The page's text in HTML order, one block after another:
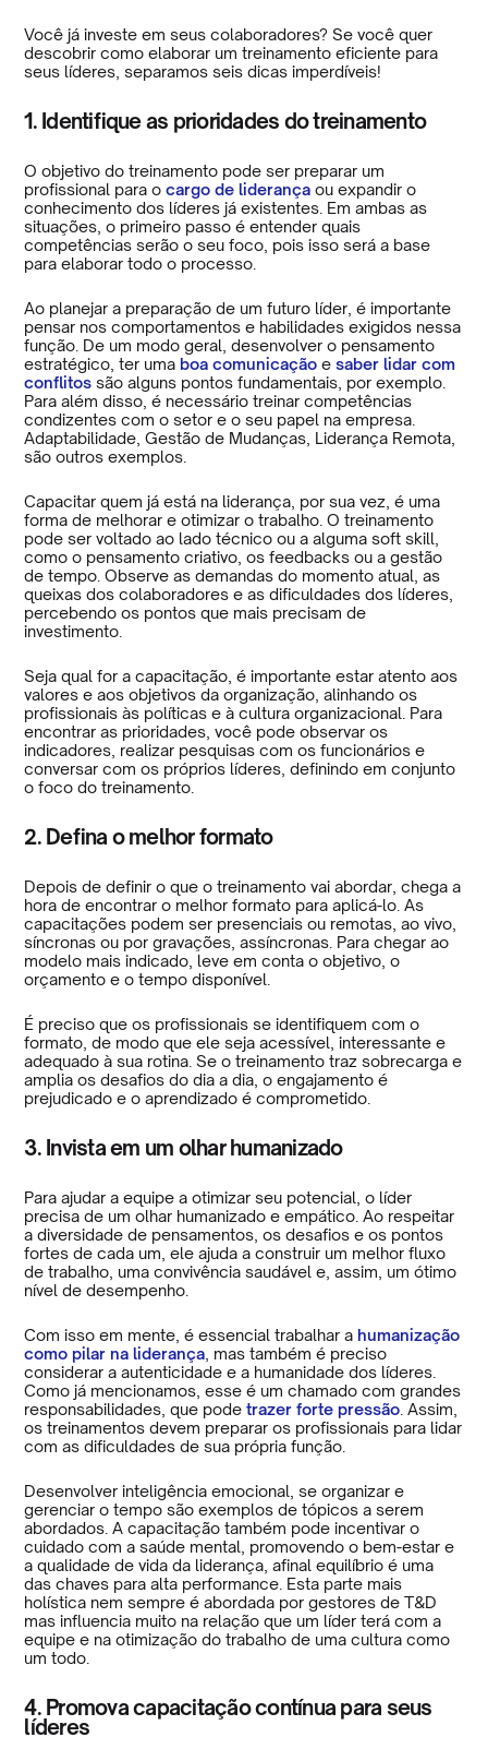
Você já investe em seus colaboradores? Se você quer
descobrir como elaborar um treinamento eficiente para
seus líderes, separamos seis dicas imperdíveis!
1. Identifique as prioridades do treinamento
O objetivo do treinamento pode ser preparar um
profissional para o cargo de liderança ou expandir o
conhecimento dos líderes já existentes. Em ambas as
situações, o primeiro passo é entender quais
competências serão o seu foco, pois isso será a base
para elaborar todo o processo.
Ao planejar a preparação de um futuro líder, é importante
pensar nos comportamentos e habilidades exigidos nessa
função. De um modo geral, desenvolver o pensamento
estratégico, ter uma boa comunicação e saber lidar com
conflitos são alguns pontos fundamentais, por exemplo.
Para além disso, é necessário treinar competências
condizentes com o setor e o seu papel na empresa.
Adaptabilidade, Gestão de Mudanças, Liderança Remota,
são outros exemplos.
Capacitar quem já está na liderança, por sua vez, é uma
forma de melhorar e otimizar o trabalho. O treinamento
pode ser voltado ao lado técnico ou a alguma soft skill,
como o pensamento criativo, os feedbacks ou a gestão
de tempo. Observe as demandas do momento atual, as
queixas dos colaboradores e as dificuldades dos líderes,
percebendo os pontos que mais precisam de
investimento.
Seja qual for a capacitação, é importante estar atento aos
valores e aos objetivos da organização, alinhando os
profissionais às políticas e à cultura organizacional. Para
encontrar as prioridades, você pode observar os
indicadores, realizar pesquisas com os funcionários e
conversar com os próprios líderes, definindo em conjunto
o foco do treinamento.
2. Defina o melhor formato
Depois de definir o que o treinamento vai abordar, chega a
hora de encontrar o melhor formato para aplicá-lo. As
capacitações podem ser presenciais ou remotas, ao vivo,
síncronas ou por gravações, assíncronas. Para chegar ao
modelo mais indicado, leve em conta o objetivo, o
orçamento e o tempo disponível.
É preciso que os profissionais se identifiquem com o
formato, de modo que ele seja acessível, interessante e
adequado à sua rotina. Se o treinamento traz sobrecarga e
amplia os desafios do dia a dia, o engajamento é
prejudicado e o aprendizado é comprometido.
3. Invista em um olhar humanizado
Para ajudar a equipe a otimizar seu potencial, o líder
precisa de um olhar humanizado e empático. Ao respeitar
a diversidade de pensamentos, os desafios e os pontos
fortes de cada um, ele ajuda a construir um melhor fluxo
de trabalho, uma convivência saudável e, assim, um ótimo
nível de desempenho.
Com isso em mente, é essencial trabalhar a humanização
como pilar na liderança , mas também é preciso
considerar a autenticidade e a humanidade dos líderes.
Como já mencionamos, esse é um chamado com grandes
responsabilidades, que pode trazer forte pressão . Assim,
os treinamentos devem preparar os profissionais para lidar
com as dificuldades de sua própria função.
Desenvolver inteligência emocional, se organizar e
gerenciar o tempo são exemplos de tópicos a serem
abordados. A capacitação também pode incentivar o
cuidado com a saúde mental, promovendo o bem-estar e
a qualidade de vida da liderança, afinal equilíbrio é uma
das chaves para alta performance. Esta parte mais
holística nem sempre é abordada por gestores de T&D
mas influencia muito na relação que um líder terá com a
equipe e na otimização do trabalho de uma cultura como
um todo.
4. Promova capacitação contínua para seus
líderes